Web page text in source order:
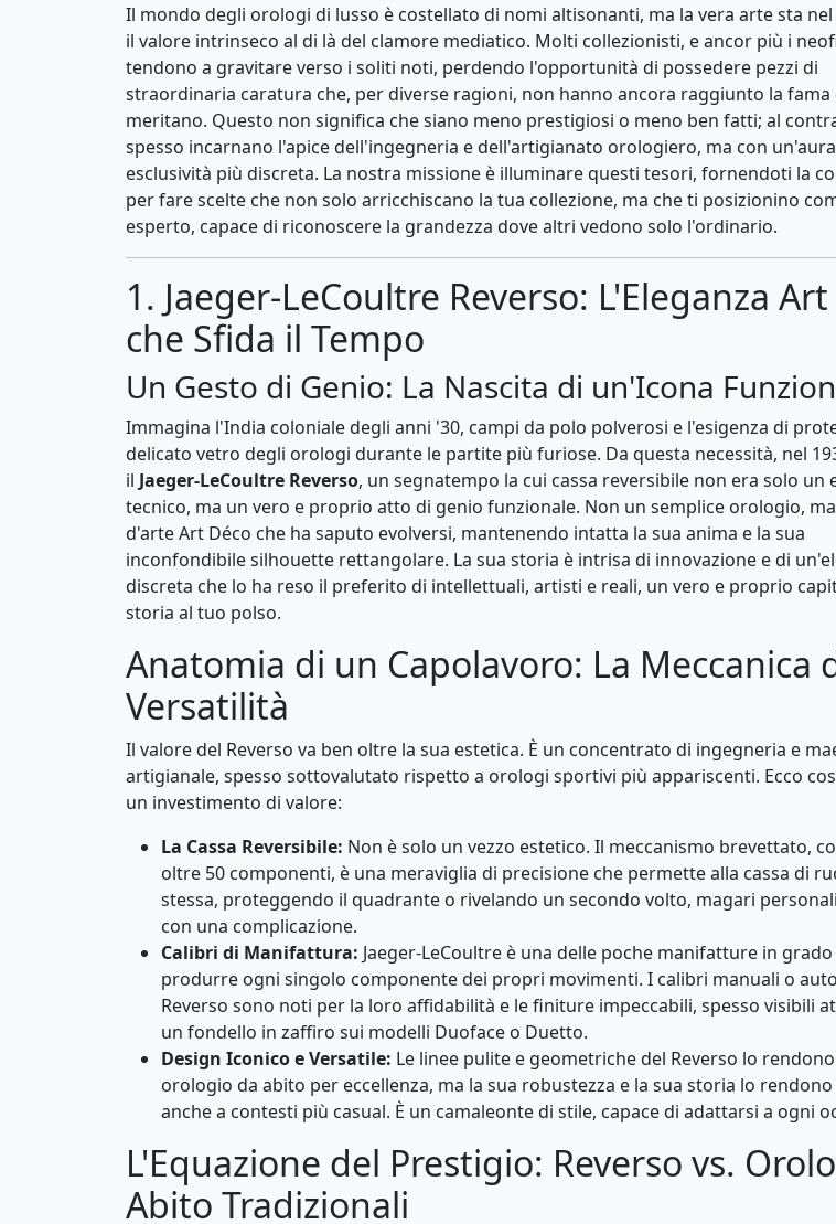
Il mondo degli orologi di lusso è costellato di nomi altisonanti, ma la vera arte sta
il valore intrinseco al di là del clamore mediatico. Molti collezionisti, e ancor più i
tendono a gravitare verso i soliti noti, perdendo l'opportunità di possedere pezzi di
straordinaria caratura che, per diverse ragioni, non hanno ancora raggiunto la fama
meritano. Questo non significa che siano meno prestigiosi o meno ben fatti; al
spesso incarnano l'apice dell'ingegneria e dell'artigianato orologiero, ma con
esclusività più discreta. La nostra missione è illuminare questi tesori, fornendoti la
per fare scelte che non solo arricchiscano la tua collezione, ma che ti posizionino
esperto, capace di riconoscere la grandezza dove altri vedono solo l'ordinario.
1. Jaeger-LeCoultre Reverso: L'Eleganza
che Sfida il Tempo
Un Gesto di Genio: La Nascita di un'Icona
Immagina l'India coloniale degli anni '30, campi da polo polverosi e l'esigenza di
delicato vetro degli orologi durante le partite più furiose. Da questa necessità, nel
il Jaeger-LeCoultre Reverso, un segnatempo la cui cassa reversibile non era solo un
tecnico, ma un vero e proprio atto di genio funzionale. Non un semplice orologio,
d'arte Art Déco che ha saputo evolversi, mantenendo intatta la sua anima e la sua
inconfondibile silhouette rettangolare. La sua storia è intrisa di innovazione e di
discreta che lo ha reso il preferito di intellettuali, artisti e reali, un vero e proprio
storia al tuo polso.
Anatomia di un Capolavoro: La Meccanica
Versatilità
Il valore del Reverso va ben oltre la sua estetica. È un concentrato di ingegneria e
artigianale, spesso sottovalutato rispetto a orologi sportivi più appariscenti. Ecco
un investimento di valore:
La Cassa Reversibile: Non è solo un vezzo estetico. Il meccanismo brevettato,
oltre 50 componenti, è una meraviglia di precisione che permette alla cassa di
stessa, proteggendo il quadrante o rivelando un secondo volto, magari
con una complicazione.
Calibri di Manifattura: Jaeger-LeCoultre è una delle poche manifatture in grado
produrre ogni singolo componente dei propri movimenti. I calibri manuali o
Reverso sono noti per la loro affidabilità e le finiture impeccabili, spesso visibili
un fondello in zaffiro sui modelli Duoface o Duetto.
Design Iconico e Versatile: Le linee pulite e geometriche del Reverso lo
orologio da abito per eccellenza, ma la sua robustezza e la sua storia lo
anche a contesti più casual. È un camaleonte di stile, capace di adattarsi a ogni
L'Equazione del Prestigio: Reverso vs.
Abito Tradizionali